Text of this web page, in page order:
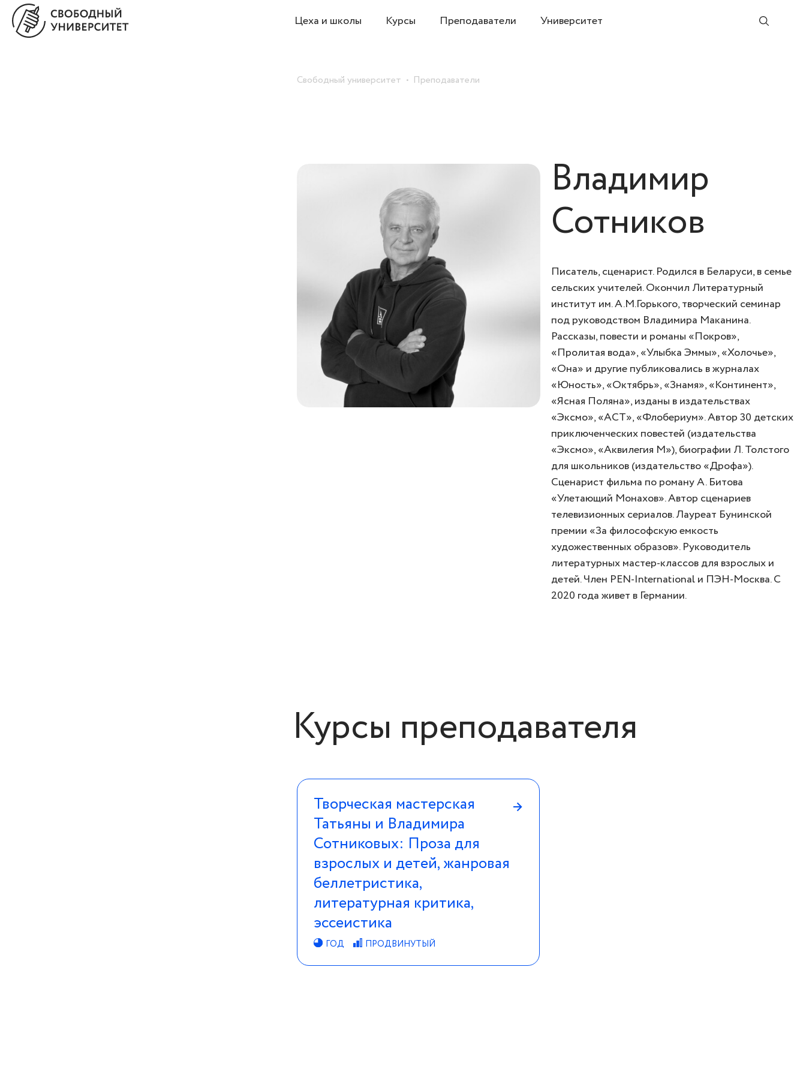
Цеха и школы Курсы Преподаватели Университет
Свободный университет Преподаватели
Владимир
Сотников
Писатель, сценарист. Родился в Беларуси, в семье
сельских учителей. Окончил Литературный
институт им. А.М.Горького, творческий семинар
под руководством Владимира Маканина.
Рассказы, повести и романы «Покров»,
«Пролитая вода», «Улыбка Эммы», «Холочье»,
«Она» и другие публиковались в журналах
«Юность», «Октябрь», «Знамя», «Континент»,
«Ясная Поляна», изданы в издательствах
«Эксмо», «АСТ», «Флобериум». Автор 30 детских
приключенческих повестей (издательства
«Эксмо», «Аквилегия М»), биографии Л. Толстого
для школьников (издательство «Дрофа»).
Сценарист фильма по роману А. Битова
«Улетающий Монахов». Автор сценариев
телевизионных сериалов. Лауреат Бунинской
премии «За философскую емкость
художественных образов». Руководитель
литературных мастер-классов для взрослых и
детей. Член PEN-International и ПЭН-Москва. С
2020 года живет в Германии.
Курсы преподавателя
Творческая мастерская
Татьяны и Владимира
Сотниковых: Проза для
взрослых и детей, жанровая
беллетристика,
литературная критика,
эссеистика
→
ГОД ПРОДВИНУТЫЙ